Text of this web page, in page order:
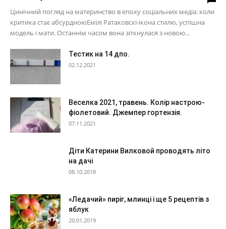
Цинічний погляд на материнство в епоху соціальних медіа: коли
критика стає абсурдноюЕмілі Ратаковскі-ікона стилю, успішна
модель і мати. Останнім часом вона зіткнулася з новою...
Тестик на 14 дпо.
02.12.2021
Веселка 2021, травень. Колір настрою-
фіолетовий. Джемпер гортензія.
07.11.2021
Діти Катерини Вилковой проводять літо
на дачі
08.10.2018
«Ледачий» пиріг, млинці і ще 5 рецептів з
яблук
20.01.2019